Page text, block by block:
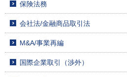
保険法務
会社法/金融商品取引法
M&A/事業再編
国際企業取引（渉外）